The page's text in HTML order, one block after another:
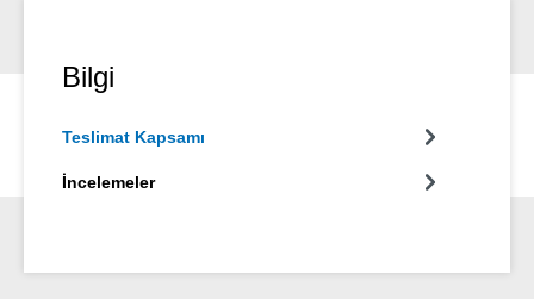
Bilgi
Teslimat Kapsamı
İncelemeler